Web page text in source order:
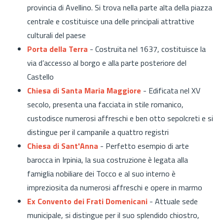
provincia di Avellino. Si trova nella parte alta della piazza
centrale e costituisce una delle principali attrattive
culturali del paese
Porta della Terra - Costruita nel 1637, costituisce la
via d’accesso al borgo e alla parte posteriore del
Castello
Chiesa di Santa Maria Maggiore - Edificata nel XV
secolo, presenta una facciata in stile romanico,
custodisce numerosi affreschi e ben otto sepolcreti e si
distingue per il campanile a quattro registri
Chiesa di Sant'Anna - Perfetto esempio di arte
barocca in Irpinia, la sua costruzione è legata alla
famiglia nobiliare dei Tocco e al suo interno è
impreziosita da numerosi affreschi e opere in marmo
Ex Convento dei Frati Domenicani - Attuale sede
municipale, si distingue per il suo splendido chiostro,